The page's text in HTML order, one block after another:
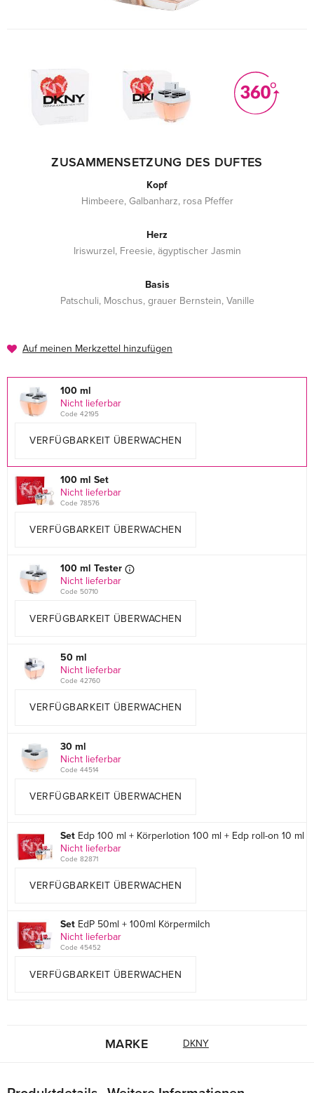
ZUSAMMENSETZUNG DES DUFTES
Kopf
Himbeere, Galbanharz, rosa Pfeffer
Herz
Iriswurzel, Freesie, ägyptischer Jasmin
Basis
Patschuli, Moschus, grauer Bernstein, Vanille
Auf meinen Merkzettel hinzufügen
100 ml
Nicht lieferbar
Code 42195
VERFÜGBARKEIT ÜBERWACHEN
100 ml Set
Nicht lieferbar
Code 78576
VERFÜGBARKEIT ÜBERWACHEN
100 ml Tester
Nicht lieferbar
Code 50710
VERFÜGBARKEIT ÜBERWACHEN
50 ml
Nicht lieferbar
Code 42760
VERFÜGBARKEIT ÜBERWACHEN
30 ml
Nicht lieferbar
Code 44514
VERFÜGBARKEIT ÜBERWACHEN
Set Edp 100 ml + Körperlotion 100 ml + Edp roll-on 10 ml
Nicht lieferbar
Code 82871
VERFÜGBARKEIT ÜBERWACHEN
Set EdP 50ml + 100ml Körpermilch
Nicht lieferbar
Code 45452
VERFÜGBARKEIT ÜBERWACHEN
MARKE DKNY